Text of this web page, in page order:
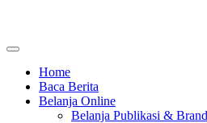
Home
Baca Berita
Belanja Online
Belanja Publikasi &